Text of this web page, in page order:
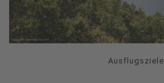
Ausflugsziele